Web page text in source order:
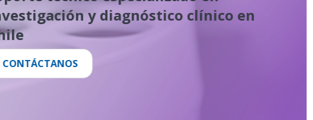
CONTÁCTANOS